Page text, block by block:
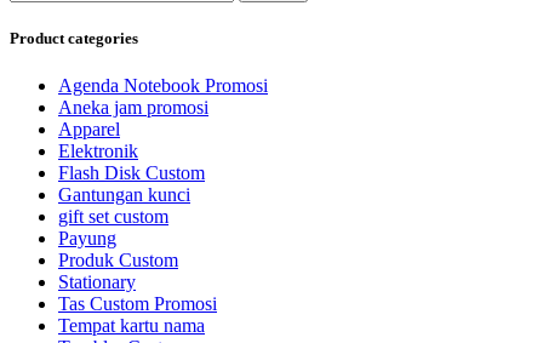
Product categories
Agenda Notebook Promosi
Aneka jam promosi
Apparel
Elektronik
Flash Disk Custom
Gantungan kunci
gift set custom
Payung
Produk Custom
Stationary
Tas Custom Promosi
Tempat kartu nama